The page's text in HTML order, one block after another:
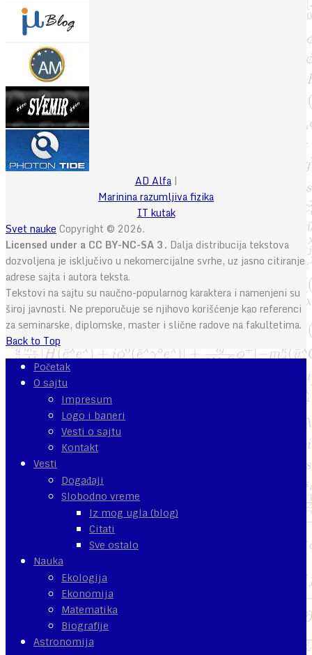
AD Alfa|
Marinina razumljiva fizika
IT kutak
Svet nauke Copyright © 2026.
Licensed under a CC BY-NC-SA 3. Dalja distribucija tekstova
dozvoljena je isključivo u nekomercijalne svrhe, uz jasno citiranje
adrese sajta i autora teksta.
Tekstovi na sajtu su naučno-popularnog karaktera i namenjeni su
široj javnosti. Ne preporučuje se njihovo korišćenje kao referenci
za seminarske, diplomske, master i slične radove na fakultetima.
Back to Top
Početak
O sajtu
Impresum
Logo i baneri
Vesti o sajtu
Kontakt
Vesti
Događaji
Slobodno vreme
Iz mog ugla (blog)
Citati
Sve ostalo
Nauka
Ekologija
Ekonomija
Matematika
Biografije
Astronomija